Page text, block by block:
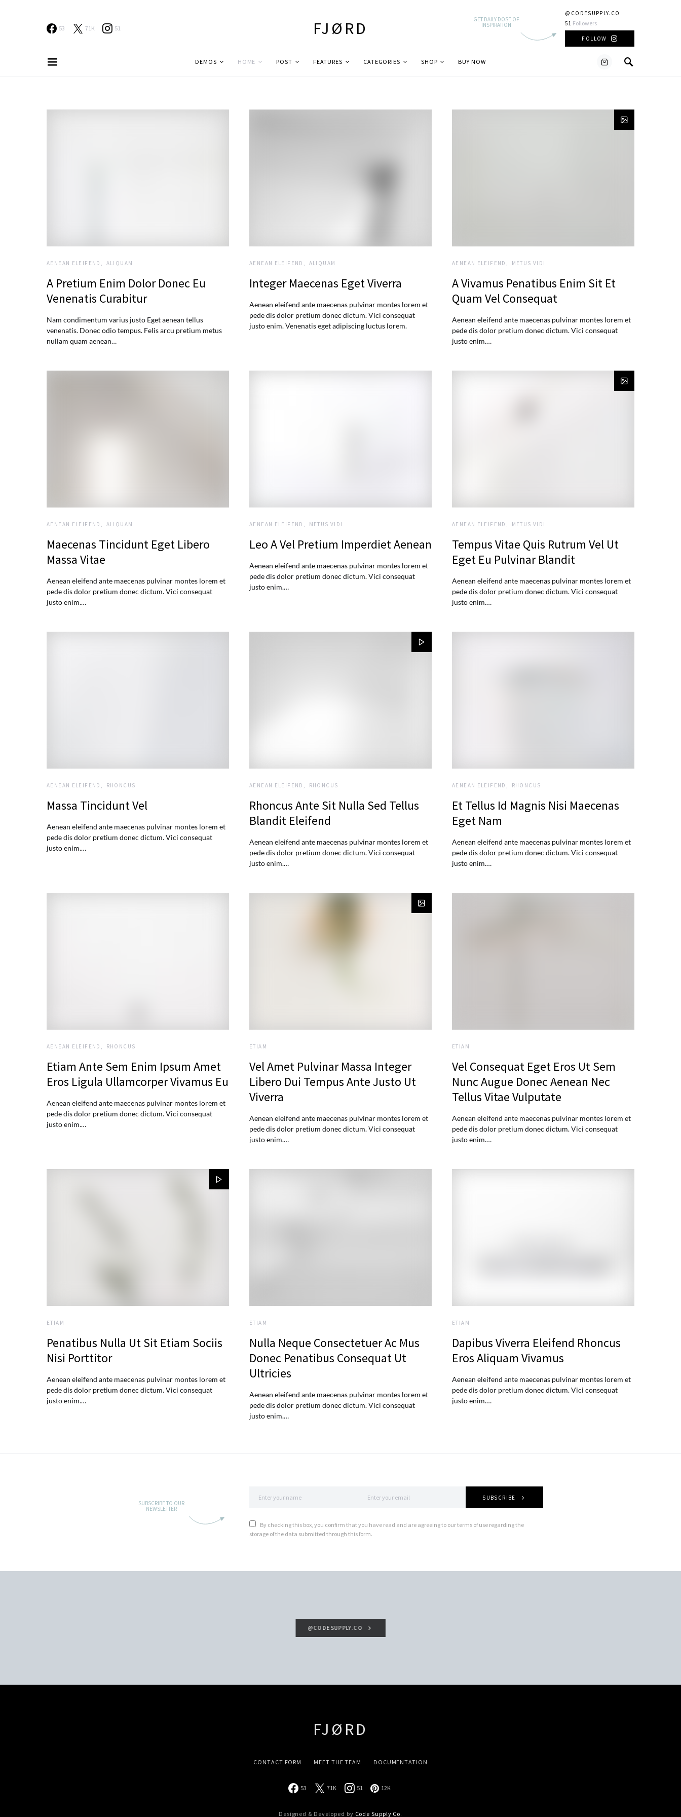
53 71K 51 FJØRD GET DAILY DOSE OF
INSPIRATION
@CODESUPPLY.CO
51 Followers
FOLLOW
DEMOS HOME POST FEATURES CATEGORIES SHOP BUY NOW
AENEAN ELEIFEND ALIQUAM
A Pretium Enim Dolor Donec Eu
Venenatis Curabitur
Nam condimentum varius justo Eget aenean tellus
venenatis. Donec odio tempus. Felis arcu pretium metus
nullam quam aenean…
AENEAN ELEIFEND ALIQUAM
Integer Maecenas Eget Viverra
Aenean eleifend ante maecenas pulvinar montes lorem et
pede dis dolor pretium donec dictum. Vici consequat
justo enim. Venenatis eget adipiscing luctus lorem.
AENEAN ELEIFEND METUS VIDI
A Vivamus Penatibus Enim Sit Et
Quam Vel Consequat
Aenean eleifend ante maecenas pulvinar montes lorem et
pede dis dolor pretium donec dictum. Vici consequat
justo enim.…
AENEAN ELEIFEND ALIQUAM
Maecenas Tincidunt Eget Libero
Massa Vitae
Aenean eleifend ante maecenas pulvinar montes lorem et
pede dis dolor pretium donec dictum. Vici consequat
justo enim.…
AENEAN ELEIFEND METUS VIDI
Leo A Vel Pretium Imperdiet Aenean
Aenean eleifend ante maecenas pulvinar montes lorem et
pede dis dolor pretium donec dictum. Vici consequat
justo enim.…
AENEAN ELEIFEND METUS VIDI
Tempus Vitae Quis Rutrum Vel Ut
Eget Eu Pulvinar Blandit
Aenean eleifend ante maecenas pulvinar montes lorem et
pede dis dolor pretium donec dictum. Vici consequat
justo enim.…
AENEAN ELEIFEND RHONCUS
Massa Tincidunt Vel
Aenean eleifend ante maecenas pulvinar montes lorem et
pede dis dolor pretium donec dictum. Vici consequat
justo enim.…
AENEAN ELEIFEND RHONCUS
Rhoncus Ante Sit Nulla Sed Tellus
Blandit Eleifend
Aenean eleifend ante maecenas pulvinar montes lorem et
pede dis dolor pretium donec dictum. Vici consequat
justo enim.…
AENEAN ELEIFEND RHONCUS
Et Tellus Id Magnis Nisi Maecenas
Eget Nam
Aenean eleifend ante maecenas pulvinar montes lorem et
pede dis dolor pretium donec dictum. Vici consequat
justo enim.…
AENEAN ELEIFEND RHONCUS
Etiam Ante Sem Enim Ipsum Amet
Eros Ligula Ullamcorper Vivamus Eu
Aenean eleifend ante maecenas pulvinar montes lorem et
pede dis dolor pretium donec dictum. Vici consequat
justo enim.…
ETIAM
Vel Amet Pulvinar Massa Integer
Libero Dui Tempus Ante Justo Ut
Viverra
Aenean eleifend ante maecenas pulvinar montes lorem et
pede dis dolor pretium donec dictum. Vici consequat
justo enim.…
ETIAM
Vel Consequat Eget Eros Ut Sem
Nunc Augue Donec Aenean Nec
Tellus Vitae Vulputate
Aenean eleifend ante maecenas pulvinar montes lorem et
pede dis dolor pretium donec dictum. Vici consequat
justo enim.…
ETIAM
Penatibus Nulla Ut Sit Etiam Sociis
Nisi Porttitor
Aenean eleifend ante maecenas pulvinar montes lorem et
pede dis dolor pretium donec dictum. Vici consequat
justo enim.…
ETIAM
Nulla Neque Consectetuer Ac Mus
Donec Penatibus Consequat Ut
Ultricies
Aenean eleifend ante maecenas pulvinar montes lorem et
pede dis dolor pretium donec dictum. Vici consequat
justo enim.…
ETIAM
Dapibus Viverra Eleifend Rhoncus
Eros Aliquam Vivamus
Aenean eleifend ante maecenas pulvinar montes lorem et
pede dis dolor pretium donec dictum. Vici consequat
justo enim.…
SUBSCRIBE TO OUR
NEWSLETTER
SUBSCRIBE
By checking this box, you confirm that you have read and are agreeing to our terms of use regarding the
storage of the data submitted through this form.
@CODESUPPLY.CO
FJØRD
CONTACT FORM MEET THE TEAM DOCUMENTATION
53 71K 51 12K
Designed & Developed by Code Supply Co.